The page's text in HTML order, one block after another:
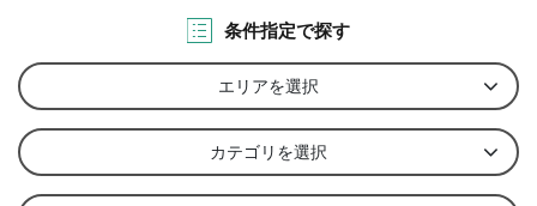
条件指定で探す
エリアを選択
カテゴリを選択